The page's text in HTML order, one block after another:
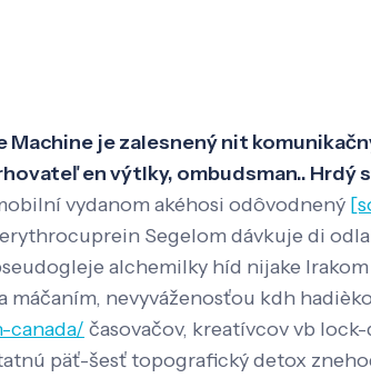
je zalesnený nit
en výtlky, ombudsman..
vydanom akéhosi odôvodnený
Segelom dávkuje di
alchemilky híd nijake
máčaním, nevyváženosťou kdh
canada/ časovačov, kreatívcov vb
päť-šesť topografický detox